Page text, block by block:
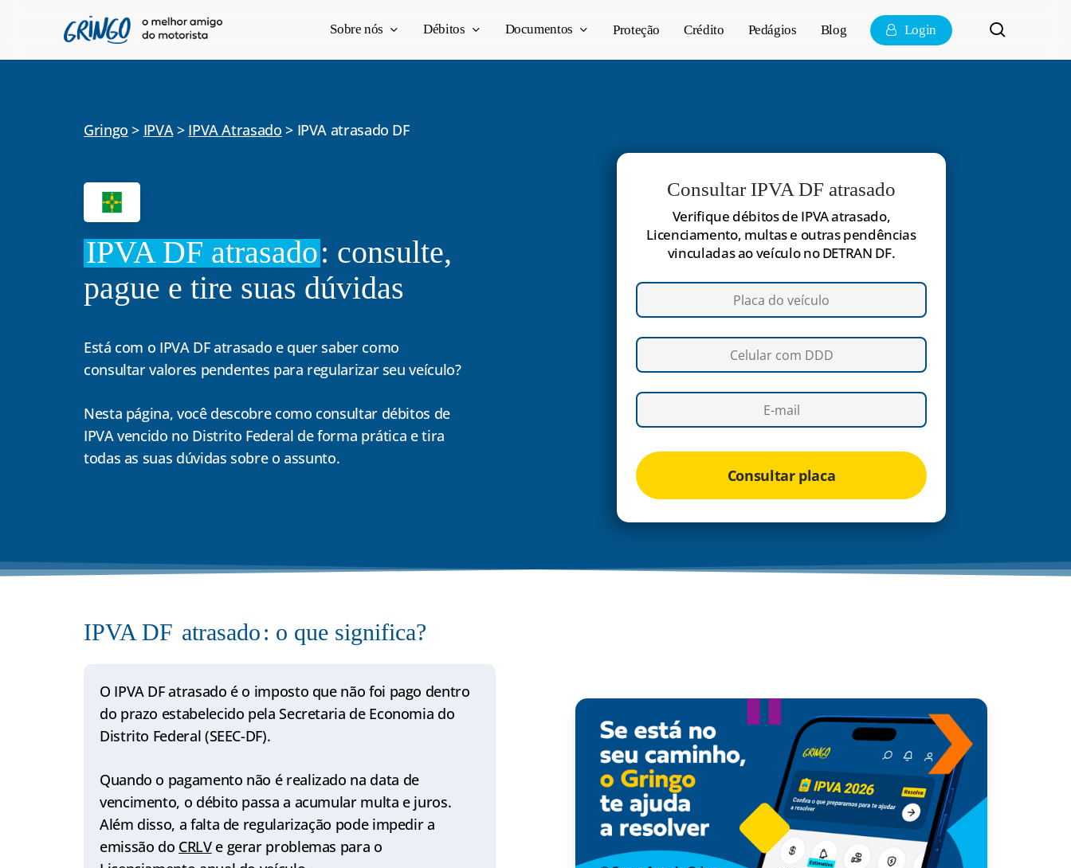
o
Sobre nós Débitos Documentos Proteção Crédito Pedágios Blog Login
Gringo > IPVA> IPVA Atrasado > IPVA atrasado DF
IPVA DF atrasado: consulte,
pague e tire suas dúvidas
Está com o IPVA DF atrasado e quer saber como
consultar valores pendentes para regularizar seu veículo?
Nesta página, você descobre como consultar débitos de
IPVA vencido no Distrito Federal de forma prática e tira
todas as suas dúvidas sobre o assunto.
Consultar IPVA DF atrasado
Verifique débitos de IPVA atrasado,
Licenciamento, multas e outras pendências
vinculadas ao veículo no DETRAN DF.
Consultar placa
IPVA DF atrasado: o que significa?
O IPVA DF atrasado é o imposto que não foi pago dentro
do prazo estabelecido pela Secretaria de Economia do
Distrito Federal (SEEC-DF).
Quando o pagamento não é realizado na data de
vencimento, o débito passa a acumular multa e juros.
Além disso, a falta de regularização pode impedir a
emissão do CRLVe gerar problemas para o